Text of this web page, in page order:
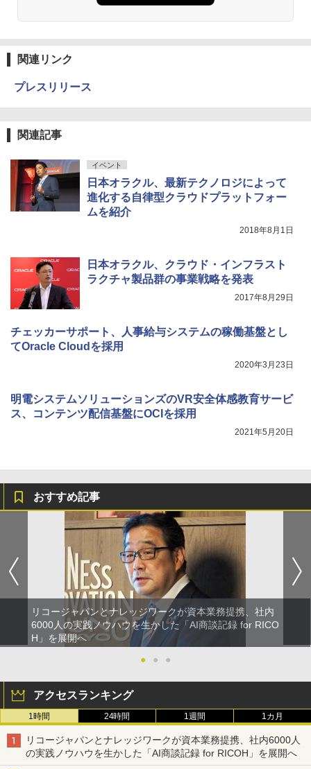
関連リンク
プレスリリース
関連記事
イベント
日本オラクル、最新テクノロジによって
進化する自律型クラウドプラットフォー
ムを紹介
2018年8月1日
日本オラクル、クラウド・インフラスト
ラクチャ製品群の事業戦略を発表
2017年8月29日
チェッカーサポート、人事給与システムの稼働基盤とし
てOracle Cloudを採用
2020年3月23日
明電システムソリューションズのVR安全体感教育サービ
ス、コンテンツ配信基盤にOCIを採用
2021年5月20日
おすすめ記事
リコージャパンとナレッジワークが資本業務提携、社内
6000人の実践ノウハウを生かした「AI商談記録 for RICO
H」を展開へ
●
● ●
アクセスランキング
1時間 24時間 1週間 1カ月
リコージャパンとナレッジワークが資本業務提携、社内6000人
の実践ノウハウを生かした「AI商談記録 for RICOH」を展開へ